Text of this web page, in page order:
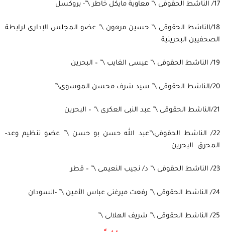
17/ الناشط الحقوقى \” معاوية مايكل خاطر \”- بروكسل
18/الناشط الحقوقى \” حسين مرهون \” عضو المجلس الإدارى لرابطة
الصحفيين البحرينية
19/ الناشط الحقوقى \” عيسى الغايب \” – البحرين
20/الناشط الحقوقى \” سيد شرف محسن الموسوى\”
21/الناشط الحقوقى \” عبد النبى العكرى \” – البحرين
22/ الناشط الحقوقى\”عبد الله حسن بو حسن \” عضو تنظيم وعد-
المحرق البحرين
23/ الناشط الحقوقى \” د/ نجيب النعيمى \” – قطر
24/ الناشط الحقوقى \” رفعت ميرغنى عباس الأمين \” -السودان
25/ الناشط الحقوقى \” شريف الهلالى \”